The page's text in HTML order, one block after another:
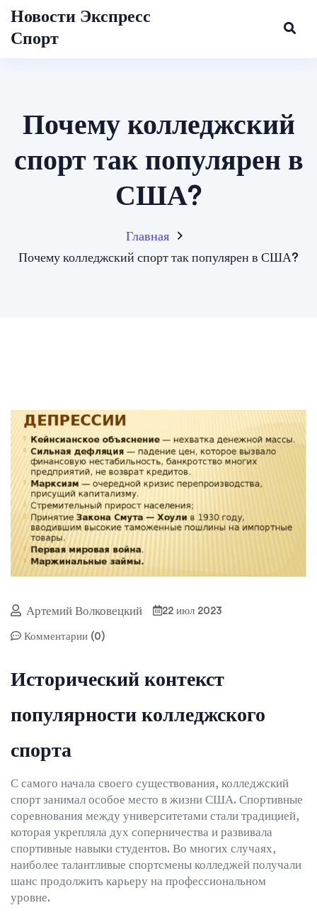
Новости Экспресс
Спорт
Почему колледжский
спорт так популярен в
США?
Главная
Почему колледжский спорт так популярен в США?
Артемий Волковецкий 22 июл 2023
Комментарии (0)
Исторический контекст
популярности колледжского
спорта
С самого начала своего существования, колледжский
спорт занимал особое место в жизни США. Спортивные
соревнования между университетами стали традицией,
которая укрепляла дух соперничества и развивала
спортивные навыки студентов. Во многих случаях,
наиболее талантливые спортсмены колледжей получали
шанс продолжить карьеру на профессиональном
уровне.